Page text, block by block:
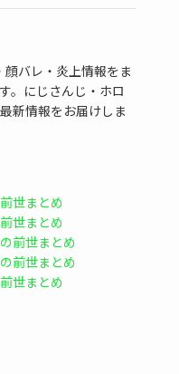
バレ・炎上情報をま
。にじさんじ・ホロ
新情報をお届けしま
世まとめ
世まとめ
前世まとめ
前世まとめ
世まとめ